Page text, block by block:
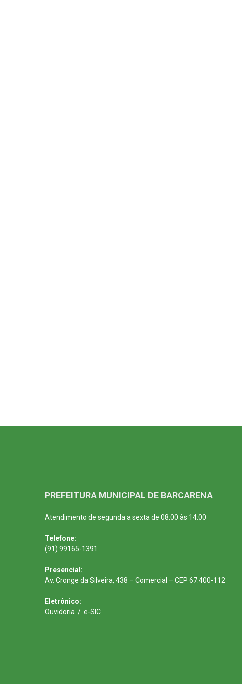
PREFEITURA MUNICIPAL DE BARCARENA
Atendimento de segunda a sexta de 08:00 às 14:00
Telefone:
(91) 99165-1391
Presencial:
Av. Cronge da Silveira, 438 – Comercial – CEP 67.400-112
Eletrônico:
Ouvidoria / e-SIC